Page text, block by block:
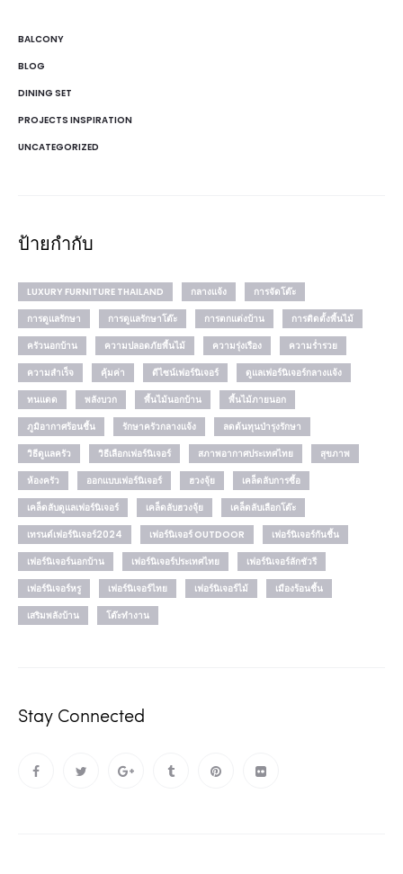
BALCONY
BLOG
DINING SET
PROJECTS INSPIRATION
UNCATEGORIZED
ป้ายกำกับ
LUXURY FURNITURE THAILAND กลางแจ้ง
การจัดโต๊ะ
การดูแลรักษา
การดูแลรักษาโต๊ะ การตกแต่งบ้าน
การติดตั้งพื้นไม้
ครัวนอกบ้าน
ความปลอดภัยพื้นไม้ ความรุ่งเรือง
ความร่ำรวย
ความสำเร็จ
คุ้มค่า ดีไซน์เฟอร์นิเจอร์
ดูแลเฟอร์นิเจอร์กลางแจ้ง
ทนแดด
พลังบวก พื้นไม้นอกบ้าน
พื้นไม้ภายนอก
ภูมิอากาศร้อนชื้น
รักษาครัวกลางแจ้ง
ลดต้นทุนบำรุงรักษา
วิธีดูแลครัว
วิธีเลือกเฟอร์นิเจอร์ สภาพอากาศประเทศไทย
สุขภาพ
ห้องครัว
ออกแบบเฟอร์นิเจอร์ ฮวงจุ้ย
เคล็ดลับการซื้อ
เคล็ดลับดูแลเฟอร์นิเจอร์
เคล็ดลับฮวงจุ้ย
เคล็ดลับเลือกโต๊ะ
เทรนด์เฟอร์นิเจอร์2024
เฟอร์นิเจอร์ OUTDOOR
เฟอร์นิเจอร์กันชื้น
เฟอร์นิเจอร์นอกบ้าน
เฟอร์นิเจอร์ประเทศไทย
เฟอร์นิเจอร์ลักชัวรี
เฟอร์นิเจอร์หรู
เฟอร์นิเจอร์ไทย เฟอร์นิเจอร์ไม้
เมืองร้อนชื้น
เสริมพลังบ้าน
โต๊ะทำงาน
Stay Connected